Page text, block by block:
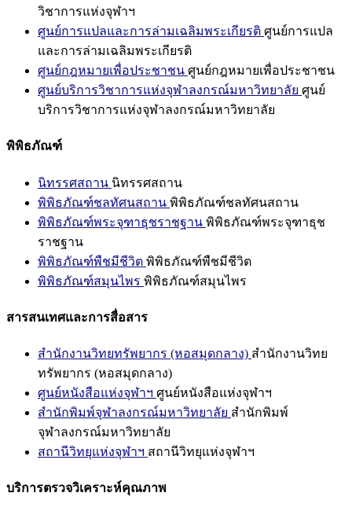
วิชาการแห่งจุฬาฯ
ศูนย์การแปลและการล่ามเฉลิมพระเกียรติ ศูนย์การแปล
และการล่ามเฉลิมพระเกียรติ
ศูนย์กฎหมายเพื่อประชาชน ศูนย์กฎหมายเพื่อประชาชน
ศูนย์บริการวิชาการแห่งจุฬาลงกรณ์มหาวิทยาลัย ศูนย์
บริการวิชาการแห่งจุฬาลงกรณ์มหาวิทยาลัย
พิพิธภัณฑ์
นิทรรศสถาน นิทรรศสถาน
พิพิธภัณฑ์ชลทัศนสถาน พิพิธภัณฑ์ชลทัศนสถาน
พิพิธภัณฑ์พระจุฑาธุชราชฐาน พิพิธภัณฑ์พระจุฑาธุช
ราชฐาน
พิพิธภัณฑ์พืชมีชีวิต พิพิธภัณฑ์พืชมีชีวิต
พิพิธภัณฑ์สมุนไพร พิพิธภัณฑ์สมุนไพร
สารสนเทศและการสื่อสาร
สำนักงานวิทยทรัพยากร (หอสมุดกลาง) สำนักงานวิทย
ทรัพยากร (หอสมุดกลาง)
ศูนย์หนังสือแห่งจุฬาฯ ศูนย์หนังสือแห่งจุฬาฯ
สำนักพิมพ์จุฬาลงกรณ์มหาวิทยาลัย สำนักพิมพ์
จุฬาลงกรณ์มหาวิทยาลัย
สถานีวิทยุแห่งจุฬาฯ สถานีวิทยุแห่งจุฬาฯ
บริการตรวจวิเคราะห์คุณภาพ